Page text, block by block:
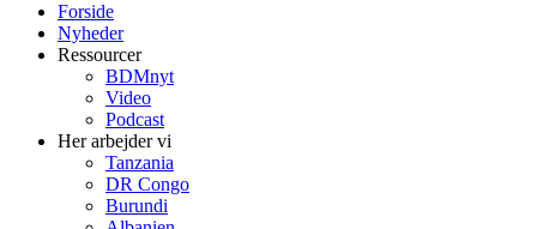
Forside
Nyheder
Ressourcer
BDMnyt
Video
Podcast
Her arbejder vi
Tanzania
DR Congo
Burundi